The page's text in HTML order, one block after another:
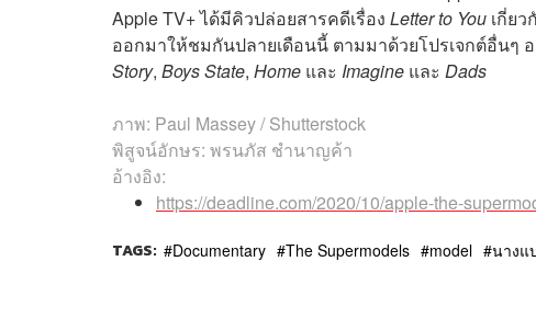
Apple TV+ ได้มีคิวปล่อยสารคดีเรื่อง Letter to You เกี่ย
ออกมาให้ชมกันปลายเดือนนี้ ตามมาด้วยโปรเจกต์อื่นๆ อ
Story, Boys State, Home และ Imagine และ Dads
ภาพ: Paul Massey / Shutterstock
พิสูจน์อักษร: พรนภัส ชำนาญค้า
อ้างอิง:
https://deadline.com/2020/10/apple-the-
TAGS: Documentary The Supermodels model นางแ